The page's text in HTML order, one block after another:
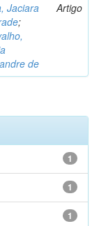
Jaciara
;
de
Artigo
1
1
1